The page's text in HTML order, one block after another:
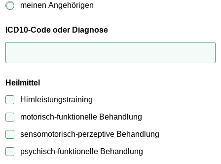
r
e
meinen Angehörigen
ICD10-Code oder Diagnose
Heilmittel
Hirnleistungstraining
motorisch-funktionelle Behandlung
sensomotorisch-perzeptive Behandlung
psychisch-funktionelle Behandlung